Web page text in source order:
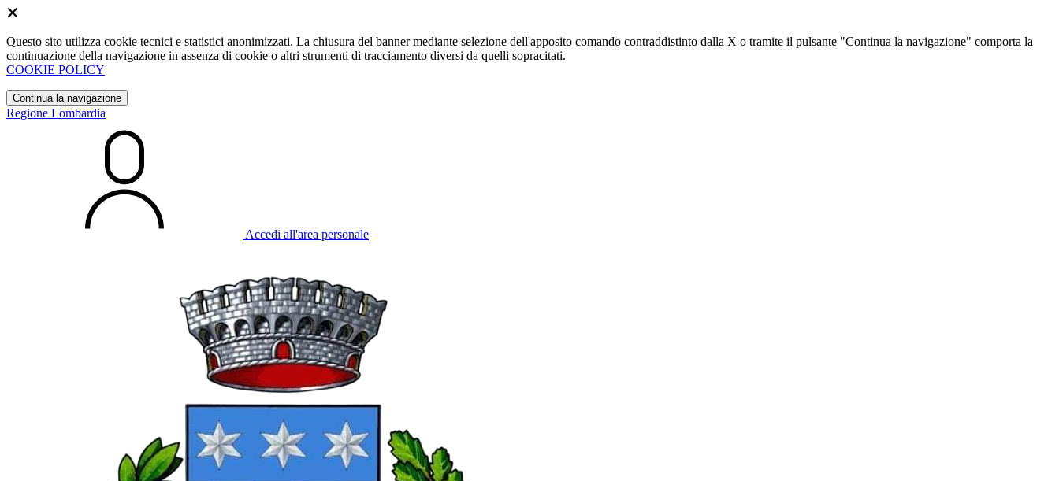
Questo sito utilizza cookie tecnici e statistici anonimizzati. La chiusura del banner mediante selezione dell'apposito comando contraddistinto dalla X o tramite il pulsante "Continua la navigazione" comporta la
continuazione della navigazione in assenza di cookie o altri strumenti di tracciamento diversi da quelli sopracitati.
COOKIE POLICY
Continua la navigazione
Regione Lombardia
Accedi all'area personale